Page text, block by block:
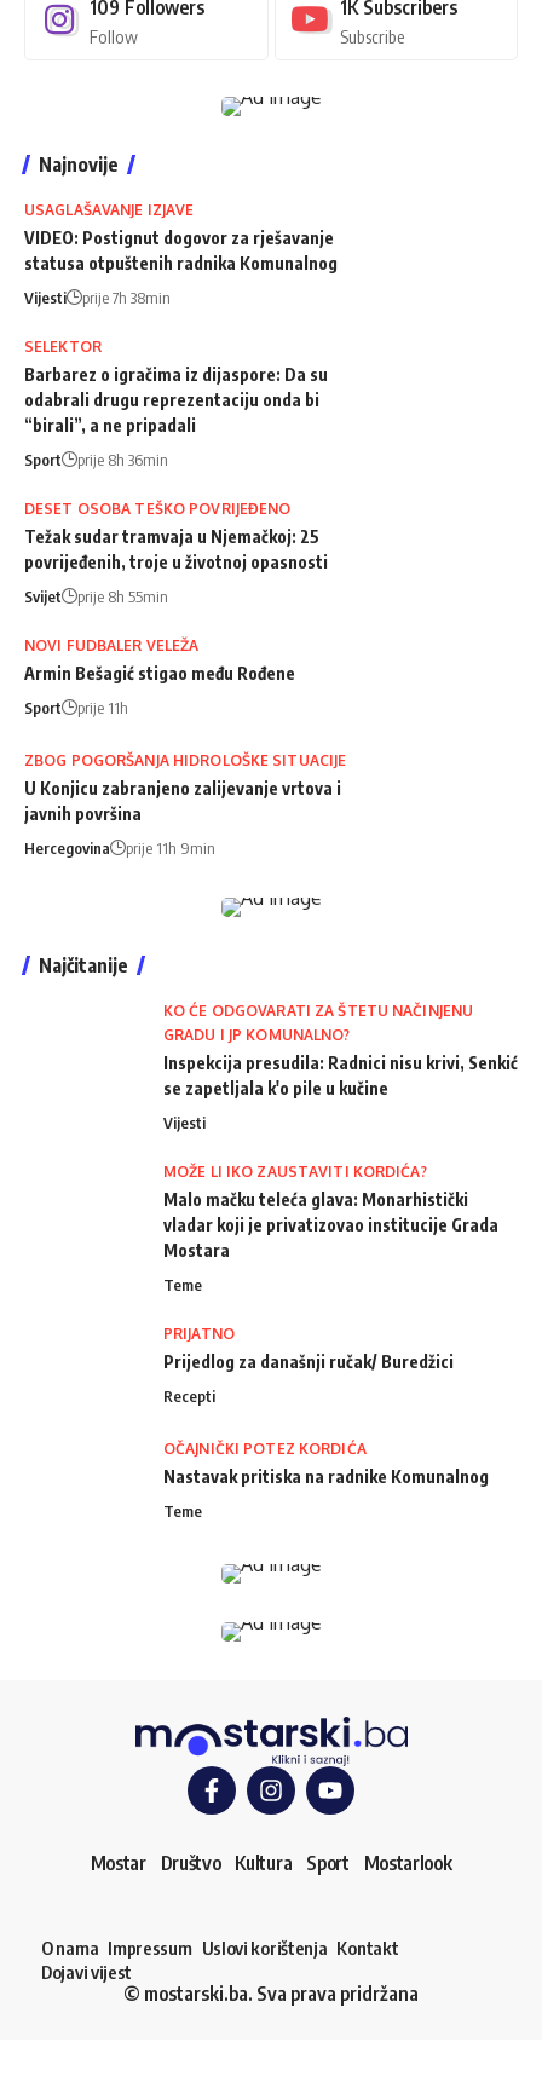
109 Followers
Follow
1K Subscribers
Subscribe
Najnovije
USAGLAŠAVANJE IZJAVE
VIDEO: Postignut dogovor za rješavanje
statusa otpuštenih radnika Komunalnog
Vijesti prije 7h 38min
SELEKTOR
Barbarez o igračima iz dijaspore: Da su
odabrali drugu reprezentaciju onda bi
“birali”, a ne pripadali
Sport prije 8h 36min
DESET OSOBA TEŠKO POVRIJEĐENO
Težak sudar tramvaja u Njemačkoj: 25
povrijeđenih, troje u životnoj opasnosti
Svijet prije 8h 55min
NOVI FUDBALER VELEŽA
Armin Bešagić stigao među Rođene
Sport prije 11h
ZBOG POGORŠANJA HIDROLOŠKE SITUACIJE
U Konjicu zabranjeno zalijevanje vrtova i
javnih površina
Hercegovina prije 11h 9min
Najčitanije
KO ĆE ODGOVARATI ZA ŠTETU NAČINJENU
GRADU I JP KOMUNALNO?
Inspekcija presudila: Radnici nisu krivi, Senkić
se zapetljala k'o pile u kučine
Vijesti
MOŽE LI IKO ZAUSTAVITI KORDIĆA?
Malo mačku teleća glava: Monarhistički
vladar koji je privatizovao institucije Grada
Mostara
Teme
PRIJATNO
Prijedlog za današnji ručak/ Buredžici
Recepti
OČAJNIČKI POTEZ KORDIĆA
Nastavak pritiska na radnike Komunalnog
Teme
Mostar Društvo Kultura Sport Mostarlook
O nama Impressum Uslovi korištenja Kontakt
Dojavi vijest
© mostarski.ba. Sva prava pridržana